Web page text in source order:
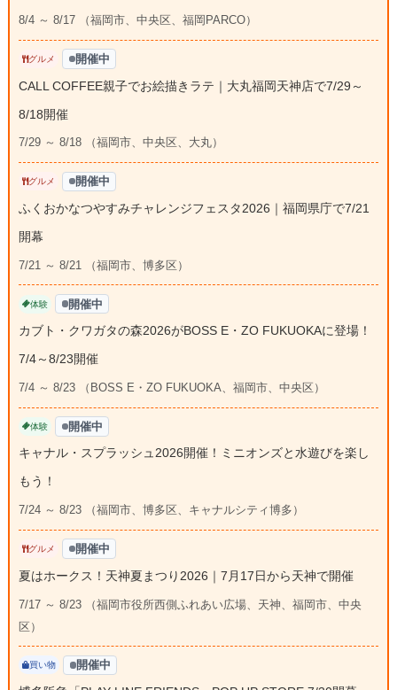
8/4 ～ 8/17 （福岡市、中央区、福岡PARCO）
グルメ 開催中
CALL COFFEE親子でお絵描きラテ｜大丸福岡天神店で7/29～
8/18開催
7/29 ～ 8/18 （福岡市、中央区、大丸）
グルメ 開催中
ふくおかなつやすみチャレンジフェスタ2026｜福岡県庁で7/21
開幕
7/21 ～ 8/21 （福岡市、博多区）
体験 開催中
カブト・クワガタの森2026がBOSS E・ZO FUKUOKAに登場！
7/4～8/23開催
7/4 ～ 8/23 （BOSS E・ZO FUKUOKA、福岡市、中央区）
体験 開催中
キャナル・スプラッシュ2026開催！ミニオンズと水遊びを楽し
もう！
7/24 ～ 8/23 （福岡市、博多区、キャナルシティ博多）
グルメ 開催中
夏はホークス！天神夏まつり2026｜7月17日から天神で開催
7/17 ～ 8/23 （福岡市役所西側ふれあい広場、天神、福岡市、中央
区）
買い物 開催中